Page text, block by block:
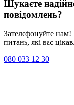
Шукаєте
повідомлень?
Зателефонуйте нам!
питань, які вас
080 033 12 30